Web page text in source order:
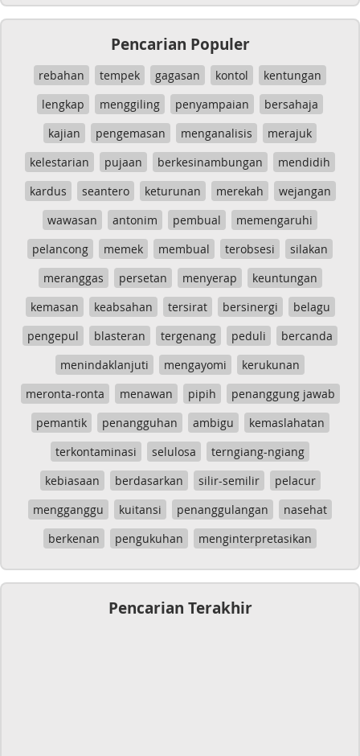
Pencarian Populer
rebahan tempek gagasan kontol
kentungan
lengkap
menggiling penyampaian
bersahaja
kajian
pengemasan menganalisis
merajuk
kelestarian
pujaan berkesinambungan
mendidih
kardus
seantero keturunan merekah
wejangan
wawasan
antonim pembual
memengaruhi
pelancong
memek membual terobsesi
silakan
meranggas
persetan menyerap
keuntungan
kemasan
keabsahan tersirat bersinergi
belagu
pengepul
blasteran tergenang peduli
bercanda
menindaklanjuti
mengayomi
kerukunan
meronta-ronta
menawan pipih
penanggung jawab
pemantik
penangguhan ambigu
kemaslahatan
terkontaminasi
selulosa
terngiang-ngiang
kebiasaan
berdasarkan silir-semilir
pelacur
mengganggu
kuitansi penanggulangan
nasehat
berkenan
pengukuhan menginterpretasikan
Pencarian Terakhir